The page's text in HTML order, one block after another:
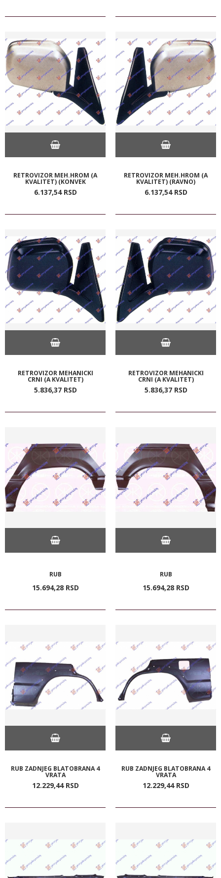
RETROVIZOR MEH.HROM (A
KVALITET) (KONVEK
6.137,54 RSD
RETROVIZOR MEH.HROM (A
KVALITET) (RAVNO)
6.137,54 RSD
RETROVIZOR MEHANICKI
CRNI (A KVALITET)
5.836,37 RSD
RETROVIZOR MEHANICKI
CRNI (A KVALITET)
5.836,37 RSD
RUB
15.694,28 RSD
RUB
15.694,28 RSD
RUB ZADNJEG BLATOBRANA 4
VRATA
12.229,44 RSD
RUB ZADNJEG BLATOBRANA 4
VRATA
12.229,44 RSD